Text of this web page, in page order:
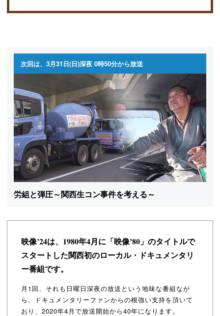
次回は、3月31日(日)深夜 0時50分から放送
労組と弾圧～関西生コン事件を考える～
映像’24は、1980年4月に「映像’80」のタイトルで
スタートした関西初のローカル・ドキュメンタリ
ー番組です。
月1回、それも日曜日深夜の放送という地味な番組なが
ら、ドキュメンタリーファンからの根強い支持を頂いて
おり、2020年4月で放送開始から40年になります。